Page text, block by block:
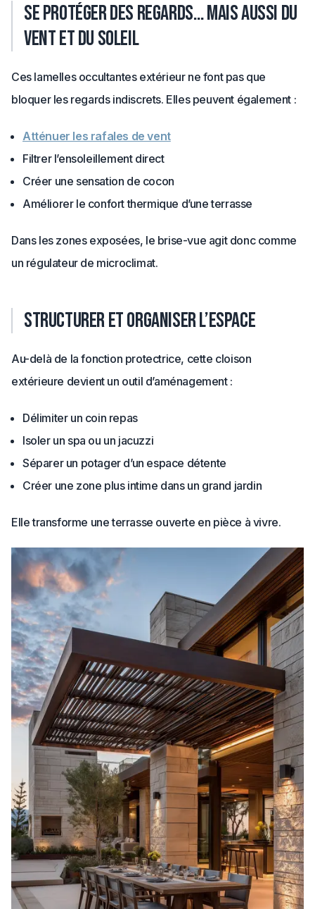
Se protéger des regards… mais aussi du
vent et du soleil
Ces lamelles occultantes extérieur ne font pas que
bloquer les regards indiscrets. Elles peuvent également :
Atténuer les rafales de vent
Filtrer l’ensoleillement direct
Créer une sensation de cocon
Améliorer le confort thermique d’une terrasse
Dans les zones exposées, le brise-vue agit donc comme
un régulateur de microclimat.
Structurer et organiser l’espace
Au-delà de la fonction protectrice, cette cloison
extérieure devient un outil d’aménagement :
Délimiter un coin repas
Isoler un spa ou un jacuzzi
Séparer un potager d’un espace détente
Créer une zone plus intime dans un grand jardin
Elle transforme une terrasse ouverte en pièce à vivre.